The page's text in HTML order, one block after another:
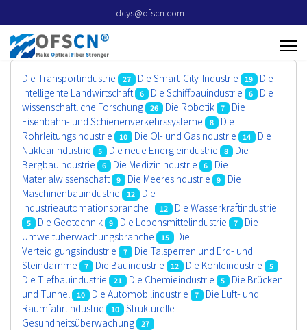
dcys@ofscn.com
Die Transportindustrie 27 Die Smart-City-Industrie 19
Die
intelligente Landwirtschaft
6 Die Schiffbauindustrie 6
Die
wissenschaftliche Forschung
26 Die Robotik 7
Die
Eisenbahn- und Schienenverkehrssysteme
8
Die
Rohrleitungsindustrie
10 Die Öl- und Gasindustrie 14
Die
Nuklearindustrie
5 Die neue Energieindustrie 8
Die
Bergbauindustrie
6 Die Medizinindustrie 6
Die
Materialwissenschaft 9 Die Meeresindustrie 9
Die
Maschinenbauindustrie
12
Die
Industrieautomationsbranche
12 Die Wasserkraftindustrie
5 Die Geotechnik 9 Die Lebensmittelindustrie 7
Die
Umweltüberwachungsbranche
15
Die
Verteidigungsindustrie
7
Die Talsperren und Erd- und
Steindämme
7 Die Bauindustrie 12 Die Kohleindustrie 5
Die Tiefbauindustrie 21 Die Chemieindustrie 5
Die Brücken
und Tunnel
10 Die Automobilindustrie 7
Die Luft- und
Raumfahrtindustrie
10
Strukturelle
Gesundheitsüberwachung
27